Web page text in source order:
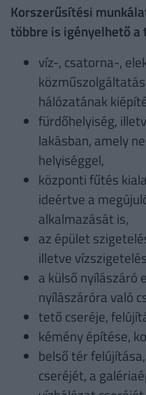
Korszerűsítési
többre is igényelhető a
víz-, csatorna-,
hálózatának
fürdőhelyiség,
lakásban, amely
helyiséggel,
központi fűtés
ideértve a
alkalmazását is,
az épület
illetve
a külső nyílászáró
nyílászáróra való
tető cseréje,
kémény építése,
belső tér
cseréjét, a